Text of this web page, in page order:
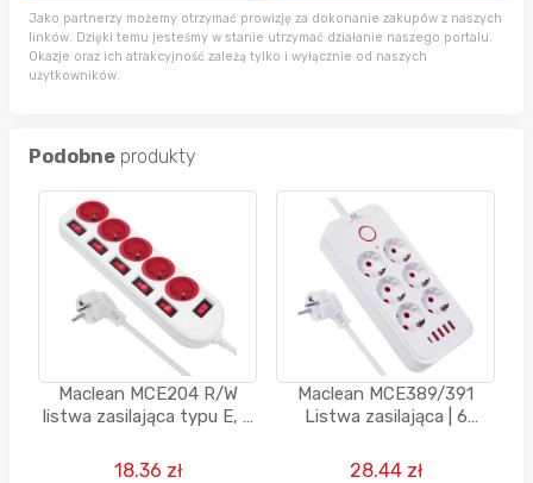
Jako partnerzy możemy otrzymać prowizję za dokonanie zakupów z naszych
linków. Dzięki temu jesteśmy w stanie utrzymać działanie naszego portalu.
Okazje oraz ich atrakcyjność zależą tylko i wyłącznie od naszych
użytkowników.
Podobne produkty
Maclean MCE204 R/W
listwa zasilająca typu E, z
przełącznikiem
18.36 zł
Maclean MCE389/391
Listwa zasilająca | 6
2500 W, biały, 1.5 m
28.44 zł